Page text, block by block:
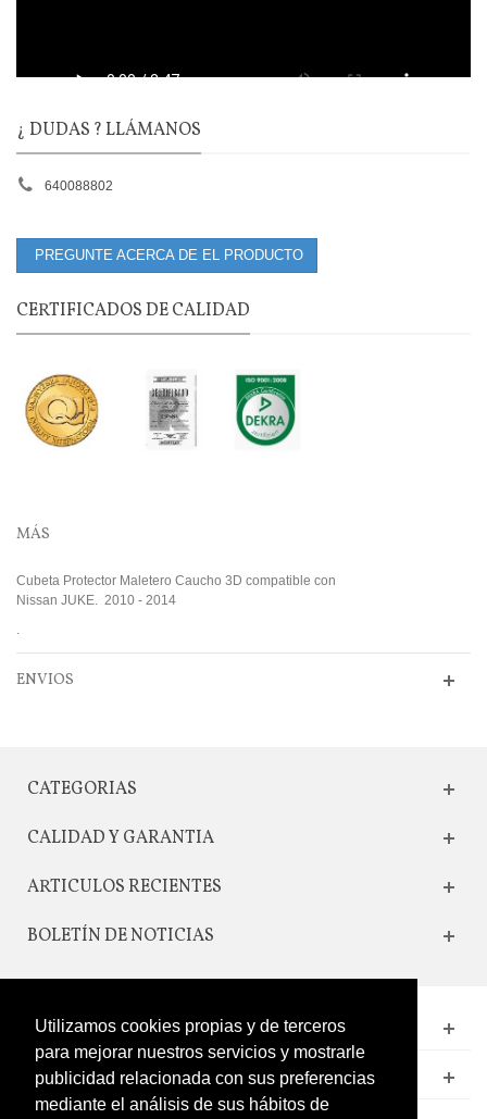
Utilizamos cookies propias y de terceros
para mejorar nuestros servicios y mostrarle
publicidad relacionada con sus preferencias
mediante el análisis de sus hábitos de
¿ DUDAS ? LLÁMANOS
640088802
PREGUNTE ACERCA DE EL PRODUCTO
CERTIFICADOS DE CALIDAD
MÁS
Cubeta Protector Maletero Caucho 3D compatible con
Nissan JUKE. 2010 - 2014
.
ENVIOS
CATEGORIAS
CALIDAD Y GARANTIA
ARTICULOS RECIENTES
BOLETÍN DE NOTICIAS
CONTACTO
LEGAL